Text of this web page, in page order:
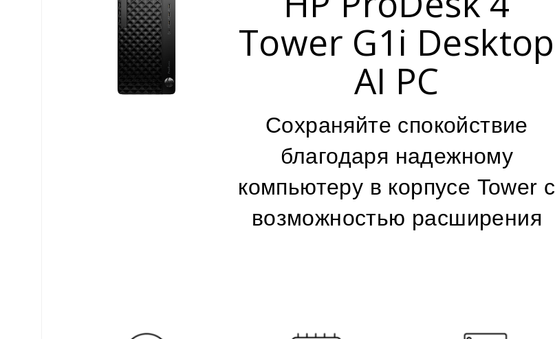
Tower G1i Desktop
AI PC
Сохраняйте спокойствие
благодаря надежному
компьютеру в корпусе Tower с
возможностью расширения